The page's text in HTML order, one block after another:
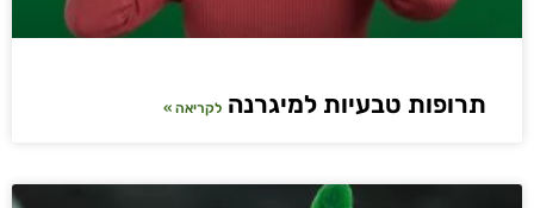
תרופות טבעיות למיגרנה לקריאה »